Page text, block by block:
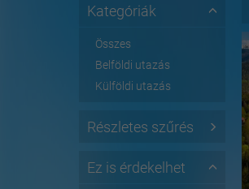
Kategóriák
Összes
Belföldi utazás
Külföldi utazás
Részletes szűrés
Ez is érdekelhet